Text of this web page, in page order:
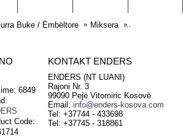
Buke / Ëmbëltore Miksera Mikser
KONTAKT ENDERS
ENDERS (NT LUANI)
Rajoni Nr. 3
99090 Pejë Vitomiric Kosovë
Email: info@enders-kosova.com
Tel: +37744 - 433698
Tel: +37745 - 318861
6849
Code: